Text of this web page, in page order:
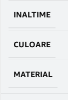
INALTIME
CULOARE
MATERIAL